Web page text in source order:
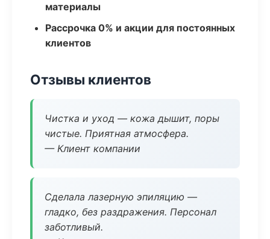
материалы
Рассрочка 0% и акции для постоянных
клиентов
Отзывы клиентов
Чистка и уход — кожа дышит, поры
чистые. Приятная атмосфера.
— Клиент компании
Сделала лазерную эпиляцию —
гладко, без раздражения. Персонал
заботливый.